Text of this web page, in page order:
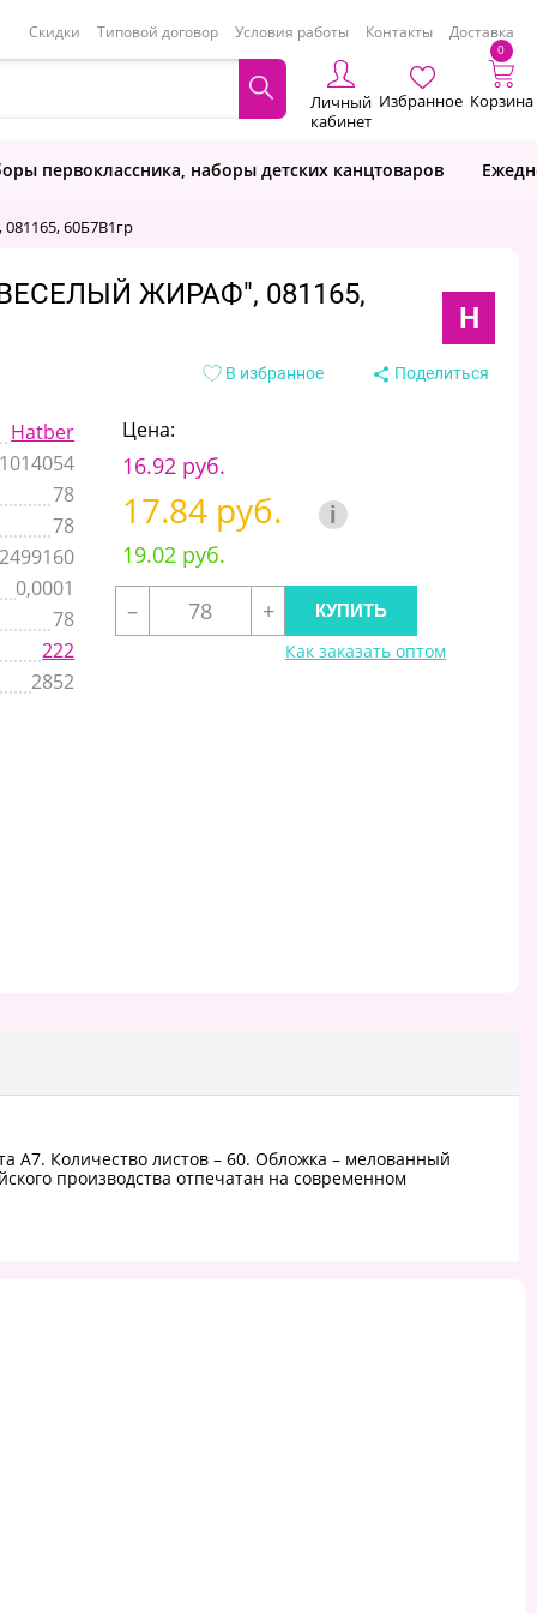
Скидки Типовой договор Условия работы Контакты Доставка
Личный
кабинет
Избранное
0
Корзина
первоклассника, наборы детских канцтоваров
60Б7В1гр
ЖИРАФ", 081165,
H
В избранное Поделиться
Hatber
1014054
78
78
0,0001
78
222
2852
Цена:
16.92 руб.
17.84 руб. i
19.02 руб.
–
+
Как заказать оптом
А7. Количество листов – 60. Обложка – мелованный
производства отпечатан на современном